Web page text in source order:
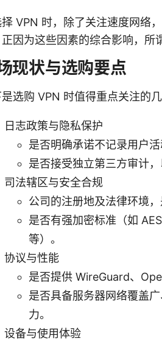
VPN 时，除了关注速度网络
正因为这些因素的综合影响，所
现状与选购要点
是选购 VPN 时值得重点关注的
日志政策与隐私保护
是否明确承诺不记录用户
是否接受独立第三方审计，
司法辖区与安全合规
公司的注册地及法律环境
是否有强加密标准（如
等）。
协议与性能
是否提供 WireGuard、
是否具备服务器网络覆盖
力。
设备与使用体验